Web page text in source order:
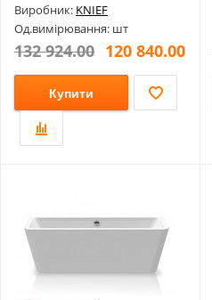
Виробник: KNIEF
Од.вимірювання: шт
132 924.00 120 840.00
Купити